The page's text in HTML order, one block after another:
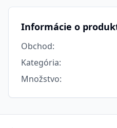
Informácie o
Obchod:
Kategória:
Množstvo: